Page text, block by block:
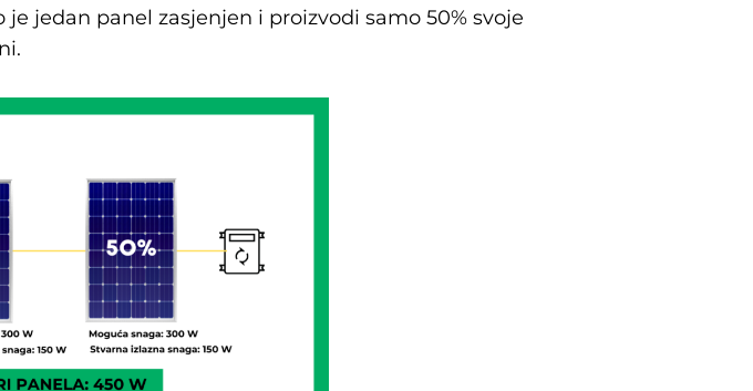
jedan panel zasjenjen i proizvodi samo 50% svoje